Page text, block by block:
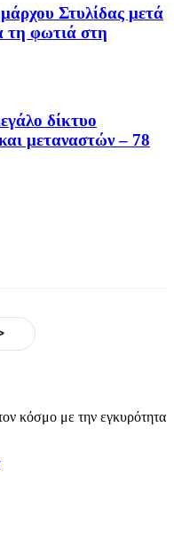
Στυλίδας μετά
τη φωτιά στη
δίκτυο
μεταναστών – 78
κόσμο με την εγκυρότητα